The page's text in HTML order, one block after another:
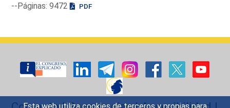
--Páginas: 9472
PDF